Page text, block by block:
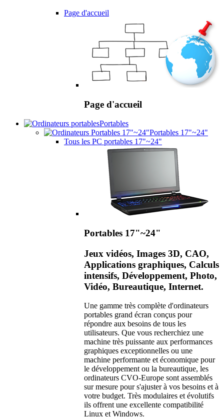
Page d'accueil
Page d'accueil
Portables
Portables 17"~24"
Tous les PC portables 17"~24"
Portables 17"~24"
Jeux vidéos, Images 3D, CAO,
Applications graphiques, Calculs
intensifs, Développement, Photo,
Vidéo, Bureautique, Internet.
Une gamme très complète d'ordinateurs
portables grand écran conçus pour
répondre aux besoins de tous les
utilisateurs. Que vous recherchiez une
machine très puissante aux performances
graphiques exceptionnelles ou une
machine performante et économique pour
le développement ou la bureautique, les
ordinateurs CVO-Europe sont assemblés
sur mesure pour s'ajuster à vos besoins et à
votre budget. Très modulaires et évolutifs
ils offrent une excellente compatibilité
Linux et Windows.